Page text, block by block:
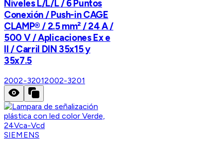
Niveles L/L/L / 6 Puntos
Conexión / Push-in CAGE
CLAMP® / 2.5 mm² / 24 A /
500 V / Aplicaciones Ex e
II / Carril DIN 35x15 y
35x7.5
2002-32012002-3201
SIEMENS